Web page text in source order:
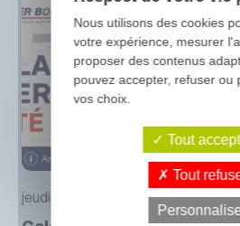
jeudi 30 juillet 2026
Nous utilisons des cookies
votre expérience, mesurer
proposer des contenus
pouvez accepter, refuser ou
vos choix.
Tout
Tout